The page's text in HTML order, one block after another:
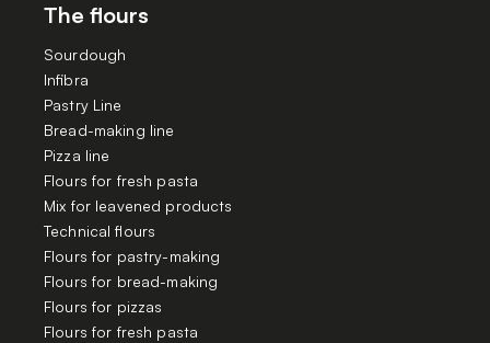
The flours
Sourdough
Infibra
Pastry Line
Bread-making line
Pizza line
Flours for fresh pasta
Mix for leavened products
Technical flours
Flours for pastry-making
Flours for bread-making
Flours for pizzas
Flours for fresh pasta